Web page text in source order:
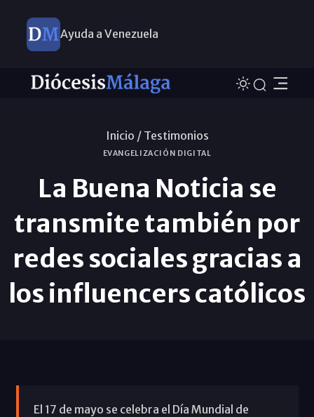
Ayuda a Venezuela
Inicio / Testimonios
EVANGELIZACIÓN DIGITAL
La Buena Noticia se
transmite también por
redes sociales gracias a
los influencers católicos
El 17 de mayo se celebra el Día Mundial de